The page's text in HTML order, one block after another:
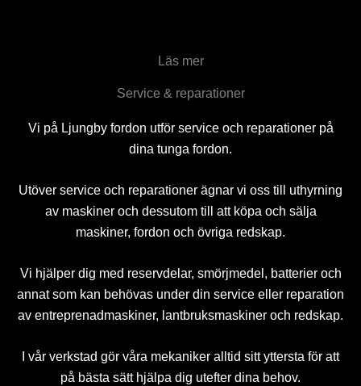
Läs mer
Service & reparationer
Vi på Ljungby fordon utför service och reparationer på
dina tunga fordon.
Utöver service och reparationer ägnar vi oss till uthyrning
av maskiner och dessutom till att köpa och sälja
maskiner, fordon och övriga redskap.
Vi hjälper dig med reservdelar, smörjmedel, batterier och
annat som kan behövas under din service eller reparation
av entreprenadmaskiner, lantbruksmaskiner och redskap.
I vår verkstad gör våra mekaniker alltid sitt yttersta för att
på bästa sätt hjälpa dig utefter dina behov.